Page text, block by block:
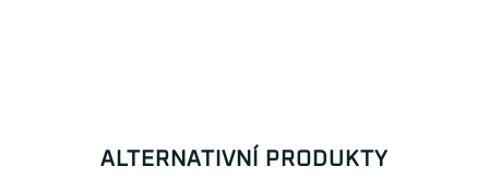
ALTERNATIVNÍ PRODUKTY